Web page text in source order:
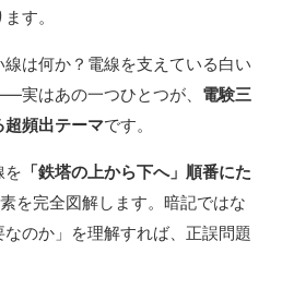
す。
は何か？電線を支えている白い
実はあの一つひとつが、 電験三
頻出テーマです。
を 「鉄塔の上から下へ」順番にた
を完全図解します。暗記ではな
のか」を理解すれば、正誤問題